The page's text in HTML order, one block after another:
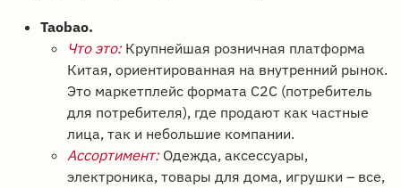
Taobao.
Что это:Крупнейшая розничная платформа
Китая, ориентированная на внутренний рынок.
Это маркетплейс формата C2C (потребитель
для потребителя), где продают как частные
лица, так и небольшие компании.
Ассортимент:Одежда, аксессуары,
электроника, товары для дома, игрушки – все,